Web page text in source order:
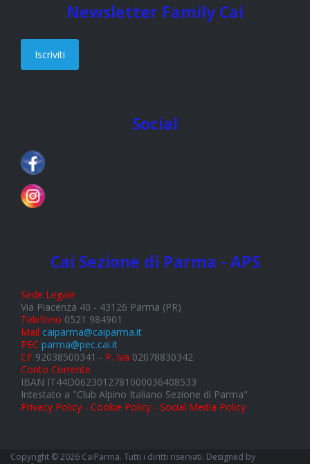
Newsletter Family Cai
Iscriviti
Social
Cai Sezione di Parma - APS
Sede Legale
Via Piacenza 40 - 43126 Parma (PR)
Telefono 0521 984901
Mail caiparma@caiparma.it
PEC parma@pec.cai.it
CF 92038500341 - P. Iva 02078830342
Conto Corrente
IBAN IT44D0623012781000036408533
Intestato a "Club Alpino Italiano Sezione di Parma"
Privacy Policy - Cookie Policy - Social Media Policy
Copyright © 2026 CaiParma. Tutti i diritti riservati. Designed by